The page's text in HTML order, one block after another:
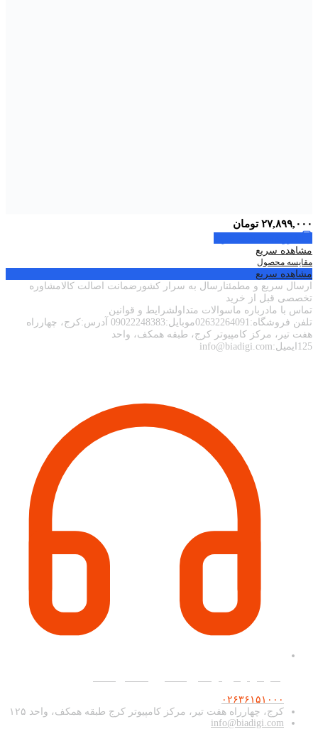
۲۷,۸۹۹,۰۰۰ تومان
مشاهده سریع
مقایسه محصول
مشاهده سریع
ارسال سریع و مطمئنارسال به سرار کشورضمانت اصالت کالامشاوره
تخصصی قبل از خرید
تماس با مادرباره ماسوالات متداولشرایط و قوانین
تلفن فروشگاه:02632264091موبایل:09022248383 آدرس:کرج، چهارراه
هفت تیر، مرکز کامپیوتر کرج، طبقه همکف، واحد
125ایمیل:info@biadigi.com
۰۲۶۳۶۱۵۱۰۰۰
کرج، چهارراه هفت تیر، مرکز کامپیوتر کرج طبقه همکف، واحد ۱۲۵
info@biadigi.com